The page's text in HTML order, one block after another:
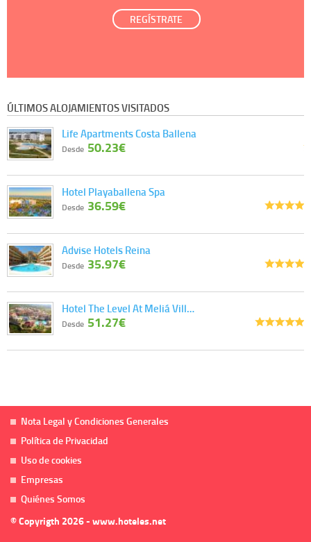
REGÍSTRATE
ÚLTIMOS ALOJAMIENTOS VISITADOS
Life Apartments Costa Ballena
Desde 50.23€
Hotel Playaballena Spa
Desde 36.59€
Advise Hotels Reina
Desde 35.97€
Hotel The Level At Meliá Vill…
Desde 51.27€
Nota Legal y Condiciones Generales
Política de Privacidad
Uso de cookies
Empresas
Quiénes Somos
© Copyrigth 2026 - www.hoteles.net